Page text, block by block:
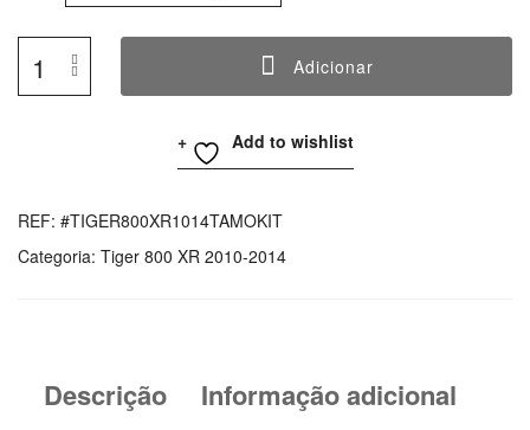
Quantidade
XR
Graphics
Adicionar
Add to wishlist
REF: #TIGER800XR1014TAMOKIT
Categoria: Tiger 800 XR 2010-2014
Descrição
Informação adicional